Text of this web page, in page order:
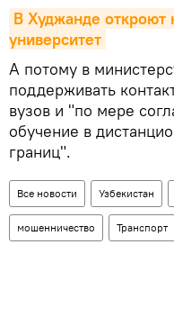
В Худжанде откроют
университет
А потому в
поддерживать
вузов и "по мере
обучение в
границ".
Все новости Узбекистан
мошенничество Транспорт